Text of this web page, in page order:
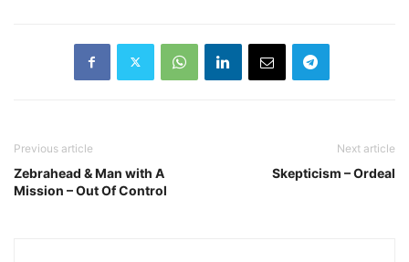
Previous article
Zebrahead & Man with A
Mission – Out Of Control
Next article
Skepticism – Ordeal